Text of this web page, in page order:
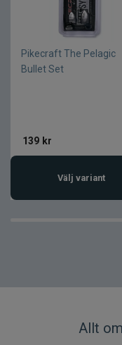
Halksäker
marina
Innehåll i
Antal
Pikecraft The Pelagic
Bullet Set
139 kr
Välj variant
Allt